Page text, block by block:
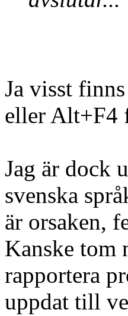
Ja visst
eller Alt+F4
Jag är dock
svenska
är orsaken,
Kanske tom
rapportera
uppdat till